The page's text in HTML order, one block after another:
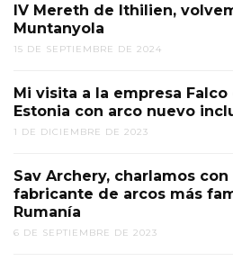
IV Mereth de Ithilien,
Muntanyola
15 DE SEPTIEMBRE DE 2024
Mi visita a la empresa Falco
Estonia con arco nuevo
1 DE DICIEMBRE DE 2023
Sav Archery, charlamos con
fabricante de arcos más
Rumanía
6 DE SEPTIEMBRE DE 2023